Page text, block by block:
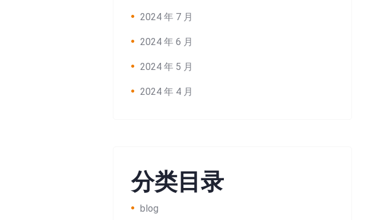
2024 年 7 月
2024 年 6 月
2024 年 5 月
2024 年 4 月
分类目录
blog